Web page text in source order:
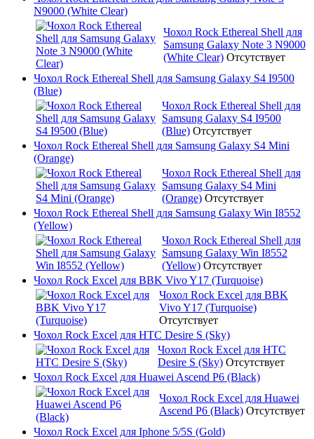
N9000 (White Clear)
Чохол Rock Ethereal Shell для
Samsung Galaxy Note 3 N9000
(White Clear) Отсутствует
Чохол Rock Ethereal Shell для Samsung Galaxy S4 I9500
(Blue)
Чохол Rock Ethereal Shell для
Samsung Galaxy S4 I9500
(Blue) Отсутствует
Чохол Rock Ethereal Shell для Samsung Galaxy S4 Mini
(Orange)
Чохол Rock Ethereal Shell для
Samsung Galaxy S4 Mini
(Orange) Отсутствует
Чохол Rock Ethereal Shell для Samsung Galaxy Win I8552
(Yellow)
Чохол Rock Ethereal Shell для
Samsung Galaxy Win I8552
(Yellow) Отсутствует
Чохол Rock Excel для BBK Vivo Y17 (Turquoise)
Чохол Rock Excel для BBK
Vivo Y17 (Turquoise)
Отсутствует
Чохол Rock Excel для HTC Desire S (Sky)
Чохол Rock Excel для HTC
Desire S (Sky) Отсутствует
Чохол Rock Excel для Huawei Ascend P6 (Black)
Чохол Rock Excel для Huawei
Ascend P6 (Black) Отсутствует
Чохол Rock Excel для Iphone 5/5S (Gold)